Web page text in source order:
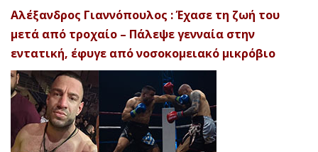
Αλέξανδρος Γιαννόπουλος : Έχασε τη ζωή του
μετά από τροχαίο – Πάλεψε γενναία στην
εντατική, έφυγε από νοσοκομειακό μικρόβιο